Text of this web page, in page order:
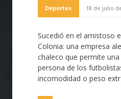
Deportes 18 de julio
Sucedió en el amistoso
Colonia: una empresa
chaleco que permite
persona de los
incomodidad o peso